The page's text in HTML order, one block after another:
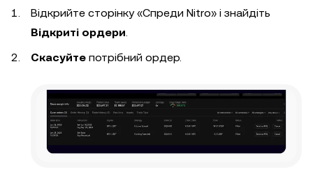
Відкрийте сторінку «Спреди Nitro» і знайдіть
Відкриті ордери.
Скасуйте потрібний ордер.